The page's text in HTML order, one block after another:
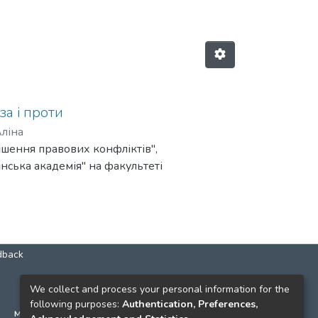
і проти
правових конфліктів",
академія" на факультеті
КОНТАКТИ
м. Київ, вул. Григорія Сковороди, 2
We collect and process your personal information for the
following purposes: Authentication, Preferences,